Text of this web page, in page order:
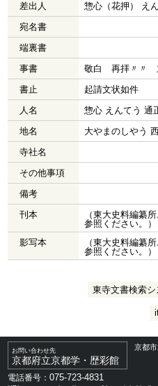
差出人
惣心（花押） え
宛名書
端裏書
事書
敬白 再拝〃〃
書止
起請文状如件
人名
惣心 えんてう 通
地名
大やまのしやう
寺社名
その他事項
備考
刊本
（東大史料編纂
参照ください。）
影写本
（東大史料編纂
参照ください。）
東寺文書検索
お問い合わせ先
京都府立京都学・歴彩館
京都
電話番号：075-723-4831